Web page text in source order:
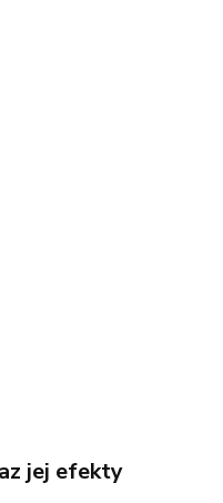
jej efekty